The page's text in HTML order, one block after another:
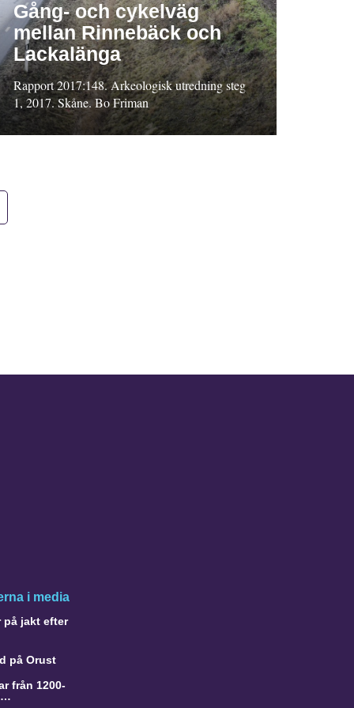
Gång- och cykelväg
mellan Rinnebäck och
Lackalänga
Rapport 2017:148. Arkeologisk utredning steg
1, 2017. Skåne. Bo Friman
i media
på jakt efter
på Orust
från 1200-